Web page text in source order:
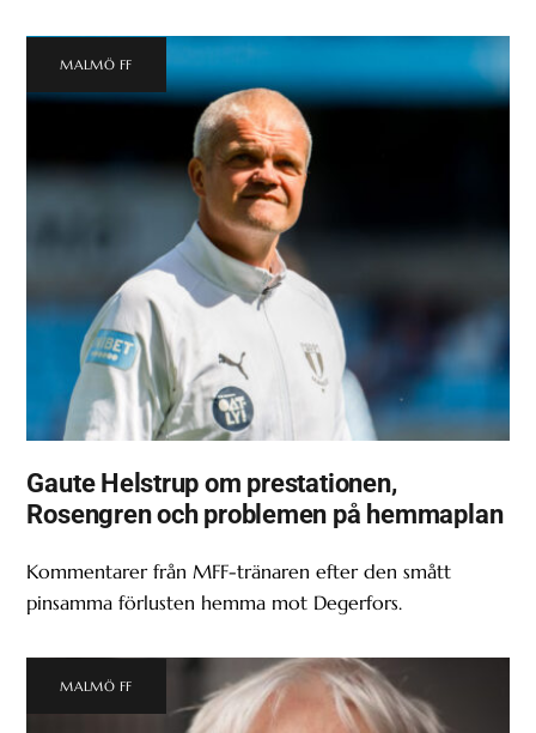
MALMÖ FF
Gaute Helstrup om prestationen,
Rosengren och problemen på hemmaplan
Kommentarer från MFF-tränaren efter den smått
pinsamma förlusten hemma mot Degerfors.
MALMÖ FF